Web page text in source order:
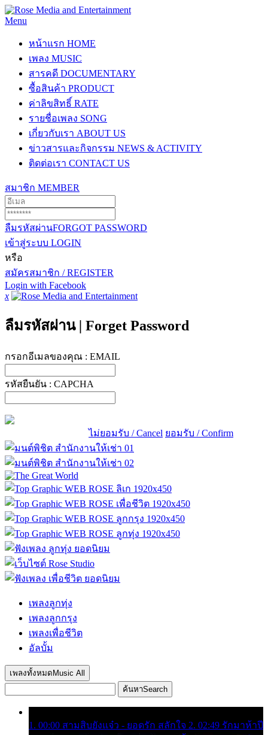
Menu
หน้าแรก HOME
เพลง MUSIC
สารคดี DOCUMENTARY
ซื้อสินค้า PRODUCT
ค่าลิขสิทธิ์ RATE
รายชื่อเพลง SONG
เกี่ยวกับเรา ABOUT US
ข่าวสารและกิจกรรม NEWS & ACTIVITY
ติดต่อเรา CONTACT US
สมาชิก MEMBER
ลืมรหัสผ่านFORGOT PASSWORD
เข้าสู่ระบบ LOGIN
หรือ
สมัครสมาชิก / REGISTER
Login with Facebook
x
ลืมรหัสผ่าน | Forget Password
กรอกอีเมลของคุณ : EMAIL
รหัสยืนยัน : CAPCHA
ไม่ยอมรับ / Cancel ยอมรับ / Confirm
เพลงลูกทุ่ง
เพลงลูกกรุง
เพลงเพื่อชีวิต
อัลบั้ม
เพลงทั้งหมด Music All
ค้นหาSearch
1. 00:00 สามสิบยังแจ๋ว - ยอดรัก สลักใจ 2. 02:49 รักมาห้าปี